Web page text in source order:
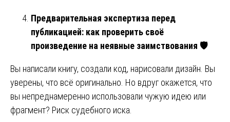
Предварительная экспертиза перед
публикацией: как проверить своё
произведение на неявные заимствования 🛡
Вы написали книгу, создали код, нарисовали дизайн. Вы
уверены, что всё оригинально. Но вдруг окажется, что
вы непреднамеренно использовали чужую идею или
фрагмент? Риск судебного иска.